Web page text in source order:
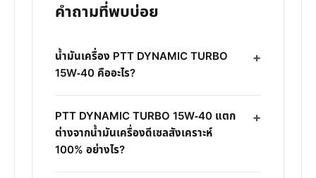
คำถามที่พบบ่อย
น้ำมันเครื่อง PTT DYNAMIC TURBO
15W-40 คืออะไร?
PTT DYNAMIC TURBO 15W-40 แตก
ต่างจากน้ำมันเครื่องดีเซลสังเคราะห์
100% อย่างไร?